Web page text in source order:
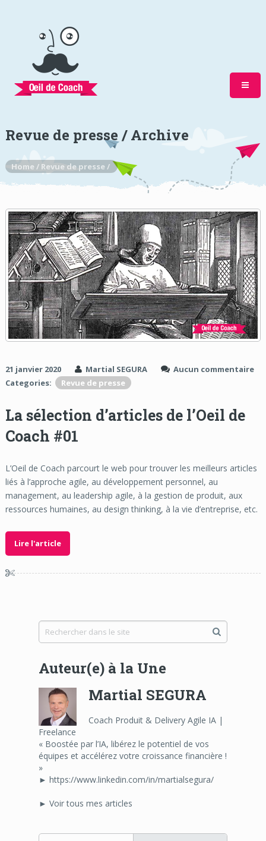
Revue de presse / Archive
Home / Revue de presse /
21 janvier 2020 Martial SEGURA
Aucun commentaire
Categories:
Revue de presse
La sélection d’articles de l’Oeil de
Coach #01
L’Oeil de Coach parcourt le web pour trouver les meilleurs articles
liés à l’approche agile, au développement personnel, au
management, au leadership agile, à la gestion de produit, aux
ressources humaines, au design thinking, à la vie d’entreprise, etc.
Lire l'article
Auteur(e) à la Une
Martial SEGURA
Coach Produit & Delivery Agile IA |
Freelance
« Boostée par l’IA, libérez le potentiel de vos
équipes et accélérez votre croissance financière !
»
► https://www.linkedin.com/in/martialsegura/
► Voir tous mes articles